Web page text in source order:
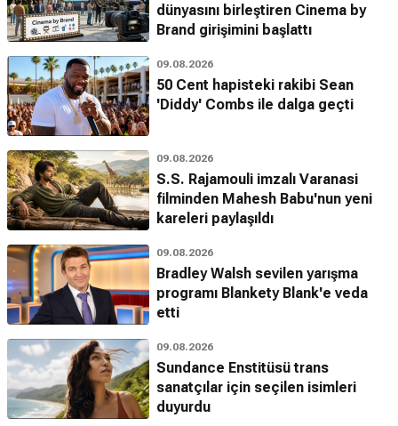
dünyasını birleştiren Cinema by
Brand girişimini başlattı
09.08.2026
50 Cent hapisteki rakibi Sean
'Diddy' Combs ile dalga geçti
09.08.2026
S.S. Rajamouli imzalı Varanasi
filminden Mahesh Babu'nun yeni
kareleri paylaşıldı
09.08.2026
Bradley Walsh sevilen yarışma
programı Blankety Blank'e veda
etti
09.08.2026
Sundance Enstitüsü trans
sanatçılar için seçilen isimleri
duyurdu